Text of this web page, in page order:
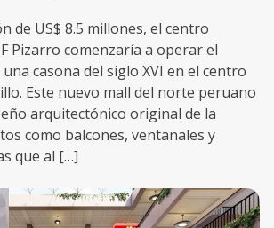
de US$ 8.5 millones, el centro
Pizarro comenzaría a operar el
casona del siglo XVI en el centro
Este nuevo mall del norte peruano
arquitectónico original de la
como balcones, ventanales y
que al […]